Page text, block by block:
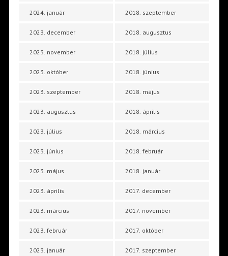
2024. január
2023. december
2023. november
2023. október
2023. szeptember
2023. augusztus
2023. július
2023. június
2023. május
2023. április
2023. március
2023. február
2023. január
2018. szeptember
2018. augusztus
2018. július
2018. június
2018. május
2018. április
2018. március
2018. február
2018. január
2017. december
2017. november
2017. október
2017. szeptember